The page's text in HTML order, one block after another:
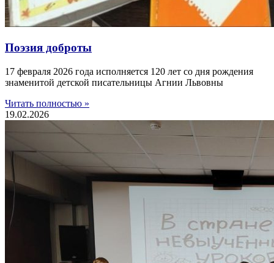
Поэзия доброты
17 февраля 2026 года исполняется 120 лет со дня рождения
знаменитой детской писательницы Агнии Львовны
Читать полностью »
19.02.2026